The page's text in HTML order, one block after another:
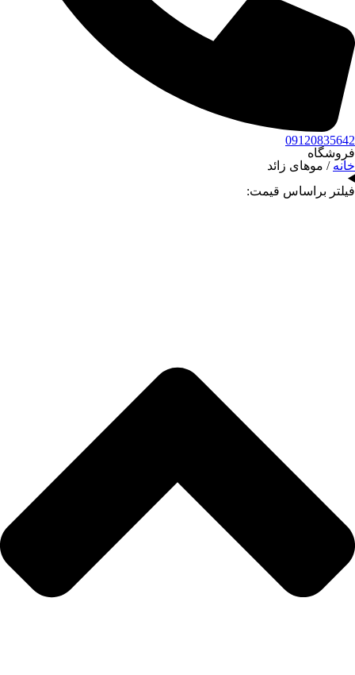
09120835642
فروشگاه
خانه / موهای زائد
فیلتر براساس قیمت: